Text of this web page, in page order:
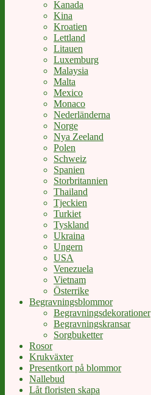
Kanada
Kina
Kroatien
Lettland
Litauen
Luxemburg
Malaysia
Malta
Mexico
Monaco
Nederländerna
Norge
Nya Zeeland
Polen
Schweiz
Spanien
Storbritannien
Thailand
Tjeckien
Turkiet
Tyskland
Ukraina
Ungern
USA
Venezuela
Vietnam
Österrike
Begravningsblommor
Begravningsdekorationer
Begravningskransar
Sorgbuketter
Rosor
Krukväxter
Presentkort på blommor
Nallebud
Låt floristen skapa